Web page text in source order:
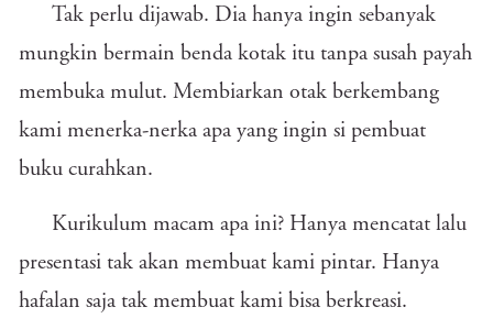
Tak perlu dijawab. Dia hanya ingin sebanyak
mungkin bermain benda kotak itu tanpa susah payah
membuka mulut. Membiarkan otak berkembang
kami menerka-nerka apa yang ingin si pembuat
buku curahkan.
Kurikulum macam apa ini? Hanya mencatat lalu
presentasi tak akan membuat kami pintar. Hanya
hafalan saja tak membuat kami bisa berkreasi.